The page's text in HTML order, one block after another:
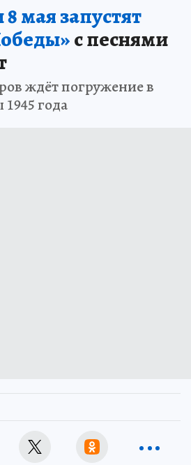
мая запустят
с песнями
ждёт погружение в
года